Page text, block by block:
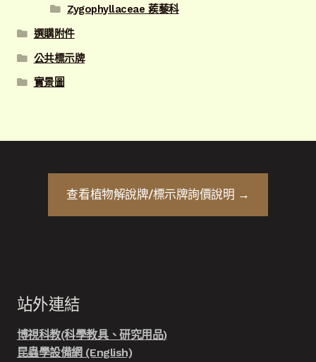
Zygophyllaceae 蒺藜科
選購附件
公共標示牌
實景圖
查看植物解說牌/標示牌詢價說明 →
站外連結
博視科教(科學教具、研究用品)
昆蟲學設備網 (English)